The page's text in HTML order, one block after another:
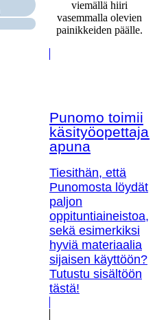
viemällä hiiri
vasemmalla olevien
painikkeiden päälle.
Punomo toimii
apuna
Tiesithän, että
Punomosta löydät
paljon
oppituntiaineistoa,
sekä esimerkiksi
hyviä materiaalia
sijaisen käyttöön?
Tutustu sisältöön
tästä!